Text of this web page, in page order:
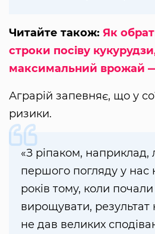
Читайте також: Як
строки посіву
максимальний врожай
Аграрій запевняє, що у
ризики.
«З ріпаком, наприклад,
першого погляду у нас
років тому, коли
вирощувати, результат
не дав великих